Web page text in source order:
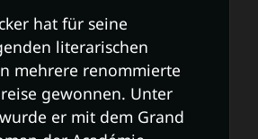
hat für seine
literarischen
mehrere renommierte
gewonnen. Unter
er mit dem Grand